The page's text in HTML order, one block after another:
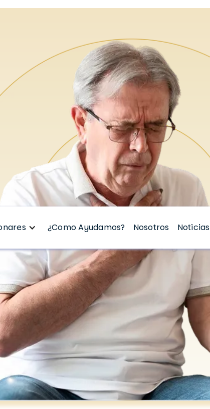
¿Como Ayudamos? Nosotros Noticias